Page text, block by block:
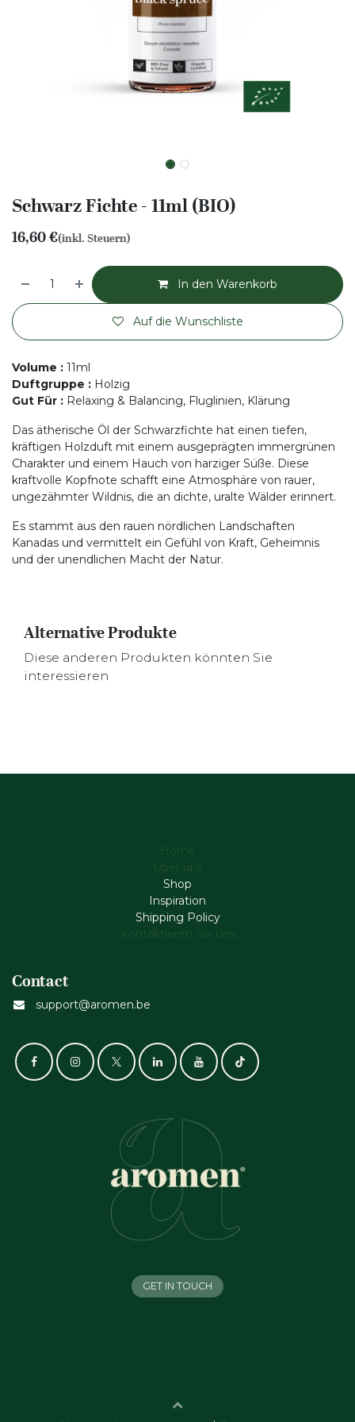
Schwarz Fichte - 11ml (BIO)
16,60€(inkl. Steuern)
In den Warenkorb
Auf die Wunschliste
Volume : 11ml
Duftgruppe : Holzig
Gut Für : Relaxing & Balancing, Fluglinien, Klärung
Das ätherische Öl der Schwarzfichte hat einen tiefen,
kräftigen Holzduft mit einem ausgeprägten immergrünen
Charakter und einem Hauch von harziger Süße. Diese
kraftvolle Kopfnote schafft eine Atmosphäre von rauer,
ungezähmter Wildnis, die an dichte, uralte Wälder erinnert.
Es stammt aus den rauen nördlichen Landschaften
Kanadas und vermittelt ein Gefühl von Kraft, Geheimnis
und der unendlichen Macht der Natur.
Alternative Produkte
Diese anderen Produkten könnten Sie
interessieren
Home
Über uns
Shop
Inspiration
Shipping Policy
Kontaktieren Sie uns
Contact
support@aromen.be
GET IN TOUCH